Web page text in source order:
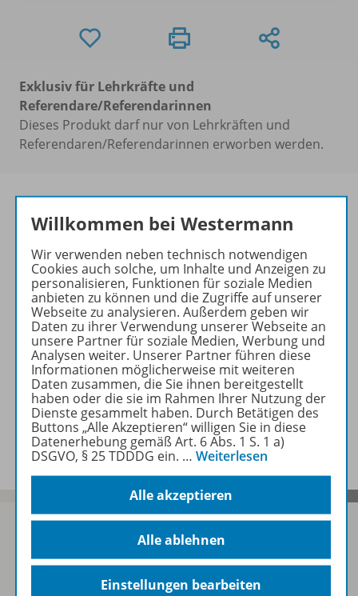
Exklusiv für Lehrkräfte und
Referendare/Referendarinnen
Dieses Produkt darf nur von Lehrkräften und
Referendaren/Referendarinnen erworben werden.
Produktinformationen
Zugehörige Produkte
Geeignete Unterrichtswerke
Benachrichtigungs-Service
Sofort profitieren
Willkommen bei Westermann
Wir verwenden neben technisch notwendigen
Cookies auch solche, um Inhalte und Anzeigen zu
personalisieren, Funktionen für soziale Medien
anbieten zu können und die Zugriffe auf unserer
Webseite zu analysieren. Außerdem geben wir
Daten zu ihrer Verwendung unserer Webseite an
unsere Partner für soziale Medien, Werbung und
Analysen weiter. Unserer Partner führen diese
Informationen möglicherweise mit weiteren
Daten zusammen, die Sie ihnen bereitgestellt
haben oder die sie im Rahmen Ihrer Nutzung der
Dienste gesammelt haben. Durch Betätigen des
Buttons „Alle Akzeptieren“ willigen Sie in diese
Datenerhebung gemäß Art. 6 Abs. 1 S. 1 a)
DSGVO, § 25 TDDDG ein. … Weiterlesen
Alle akzeptieren
Alle ablehnen
Einstellungen bearbeiten